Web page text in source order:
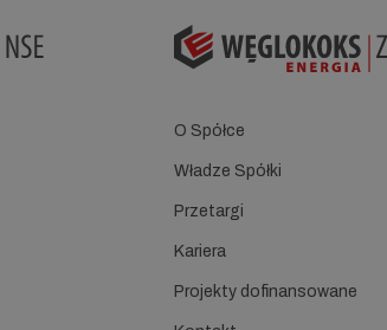
O Spółce
Władze Spółki
Przetargi
Kariera
Projekty dofinansowane